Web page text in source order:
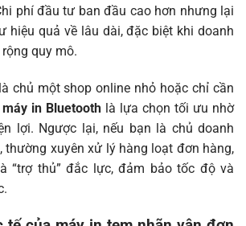
phí đầu tư ban đầu cao hơn nhưng lại
hiệu quả về lâu dài, đặc biệt khi doanh
quy mô.
chủ một shop online nhỏ hoặc chỉ cần
máy in Bluetooth là lựa chọn tối ưu nhờ
lợi. Ngược lại, nếu bạn là chủ doanh
thường xuyên xử lý hàng loạt đơn hàng,
“trợ thủ” đắc lực, đảm bảo tốc độ và